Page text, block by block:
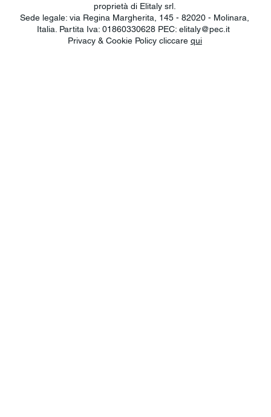
proprietà di Elitaly srl.
Sede legale: via Regina Margherita, 145 - 82020 - Molinara,
Italia. Partita Iva: 01860330628 PEC:elitaly@pec.it
Privacy & Cookie Policy cliccare qui